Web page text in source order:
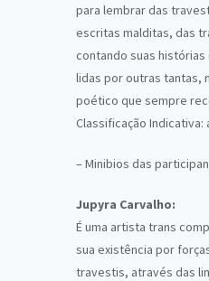
para lembrar das
escritas malditas, das
contando suas
lidas por outras tantas,
poético que sempre
Classificação Indicativa:
– Minibios das
Jupyra Carvalho:
É uma artista trans
sua existência por
travestis, através das